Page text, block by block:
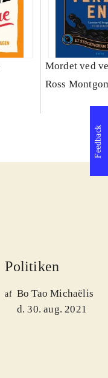
Mordet ved
Ross
Politiken
af Bo Tao Michaëlis
d. 30. aug. 2021
Feedback